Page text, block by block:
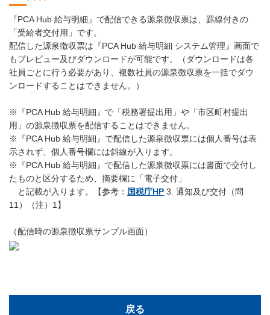
『PCA Hub 給与明細』で配信できる源泉徴収票は、罫線付きの
「受給者交付用」です。
配信した源泉徴収票は『PCA Hub 給与明細 システム管理』画面で
もプレビュー及びダウンロードが可能です。（ダウンロードは各
社員ごとに行う必要があり、複数社員の源泉徴収票を一括でダウ
ンロードすることはできません。）
※『PCA Hub 給与明細』で「税務署提出用」や「市区町村提出
用」の源泉徴収票を配信することはできません。
※『PCA Hub 給与明細』で配信した源泉徴収票には個人番号は表
示されず、個人番号欄には斜線が入ります。
※『PCA Hub 給与明細』で配信した源泉徴収票には書面で交付し
たものと区分するため、摘要欄に「電子交付」
と記載が入ります。【参考： 国税庁HP 3. 通知及び交付（問
11）（注）1】
（配信時の源泉徴収票サンプル画面）
戻る